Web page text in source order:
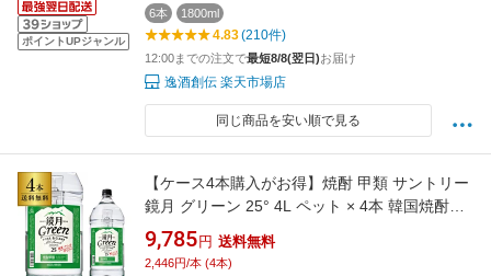
ポイントUPジャンル
6本 1800ml
4.83(210件)
12:00までの注文で最短8/8(翌日)お届け
逸酒創伝 楽天市場店
同じ商品を安い順で見る
【ケース4本購入がお得】焼酎 甲類 サントリー
鏡月 グリーン 25° 4L ペット × 4本 韓国焼酎ケ
ース(4本入)【 送料無料】25度 4000ml 甲類焼
酎 KOB 最強配送
9,785 円 送料無料
2,446円/本 (4本)